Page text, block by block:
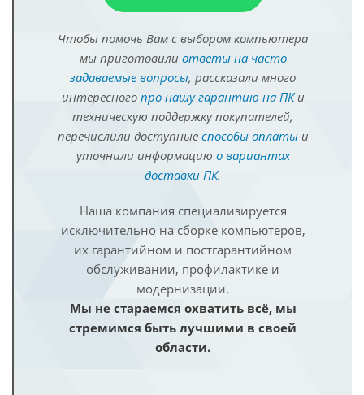
Чтобы помочь Вам с выбором компьютера
мы приготовили ответы на часто
задаваемые вопросы, рассказали много
интересного про нашу гарантию на ПКи
техническую поддержку покупателей,
перечислили доступные способы оплатыи
уточнили информацию о вариантах
доставки ПК.
Наша компания специализируется
исключительно на сборке компьютеров,
их гарантийном и постгарантийном
обслуживании, профилактике и
модернизации.
Мы не стараемся охватить всё, мы
стремимся быть лучшими в своей
области.